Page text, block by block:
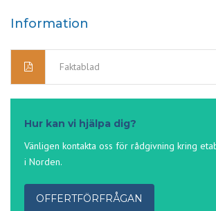
Information
Faktablad
Hur kan vi hjälpa dig?
Vänligen kontakta oss för rådgivning kring
i Norden.
OFFERTFÖRFRÅGAN